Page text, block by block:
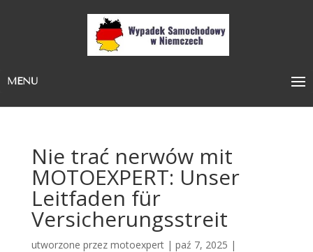
MENU
Nie trać nerwów mit
MOTOEXPERT: Unser
Leitfaden für
Versicherungsstreit
utworzone przez motoexpert| paź 7, 2025 |